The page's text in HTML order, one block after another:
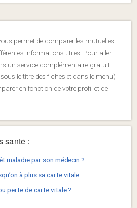
permet de comparer les mutuelles
informations utiles. Pour aller
un service complémentaire gratuit
le titre des fiches et dans le menu)
en fonction de votre profil et de
santé :
maladie par son médecin ?
à plus sa carte vitale
perte de carte vitale ?